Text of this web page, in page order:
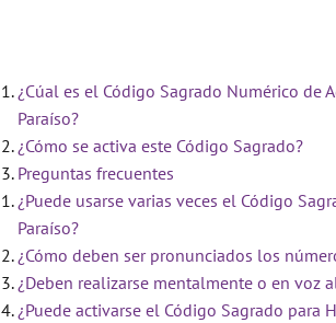
¿Cúal es el Código Sagrado Numérico de
Paraíso?
¿Cómo se activa este Código Sagrado?
Preguntas frecuentes
¿Puede usarse varias veces el Código
Paraíso?
¿Cómo deben ser pronunciados los
¿Deben realizarse mentalmente o en voz
¿Puede activarse el Código Sagrado para